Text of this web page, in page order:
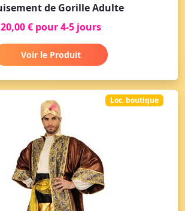
de Gorille Adulte
20,00 € pour 4-5 jours
Voir le Produit
Loc. boutique